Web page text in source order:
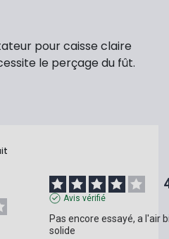
pour caisse claire
le perçage du fût.
Avis vérifié
Pas encore essayé, a l'air
solide